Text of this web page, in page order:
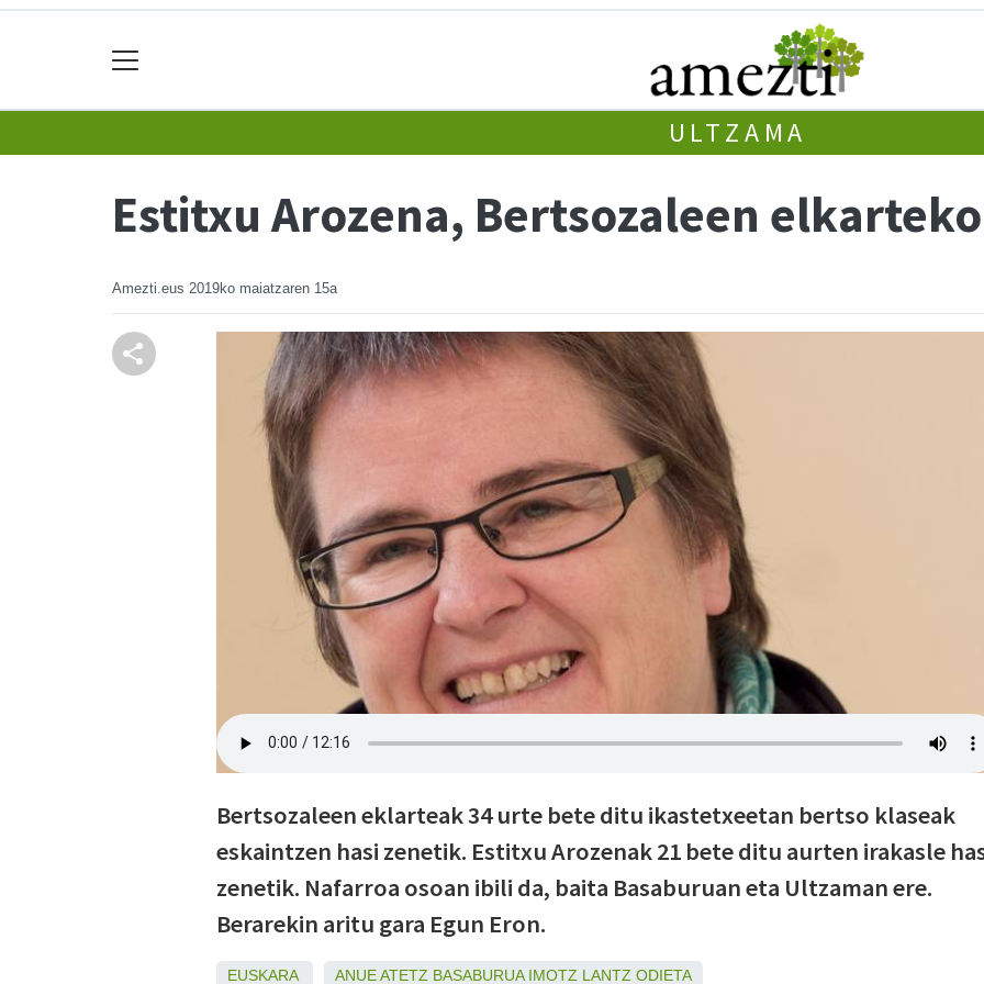
ULTZAMA
Estitxu Arozena, Bertsozaleen
Amezti.eus 2019ko maiatzaren 15a
Bertsozaleen eklarteak 34 urte bete ditu ikastetxeetan bertso klaseak
eskaintzen hasi zenetik. Estitxu Arozenak 21 bete ditu aurten irakasle
zenetik. Nafarroa osoan ibili da, baita Basaburuan eta Ultzaman ere.
Berarekin aritu gara Egun Eron.
EUSKARA ANUEATETZ BASABURUA IMOTZ LANTZ ODIETA